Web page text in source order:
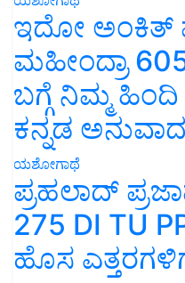
ಇದೋ ಅಂಕಿತ್
ಮಹೀಂದ್ರಾ
ಬಗ್ಗೆ ನಿಮ್ಮ
ಕನ್ನಡ
ಯಶೋಗಾಥೆ
ಪ್ರಹಲಾದ್
275 DI TU
ಹೊಸ